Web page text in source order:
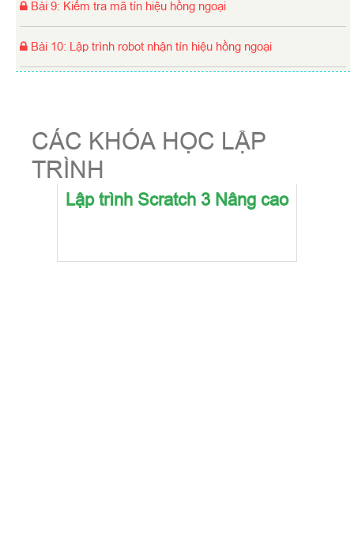
Bài 9: Kiểm tra mã tín hiệu hồng ngoại
Bài 10: Lập trình robot nhận tín hiệu hồng ngoại
Bài 12 Robot cảnh báo khi gặp vật cản
Bài 13 Robot tránh vật cản
:Robot dò đường
CÁC KHÓA HỌC LẬP
TRÌNH
Lập trình Scratch 3 Nâng cao